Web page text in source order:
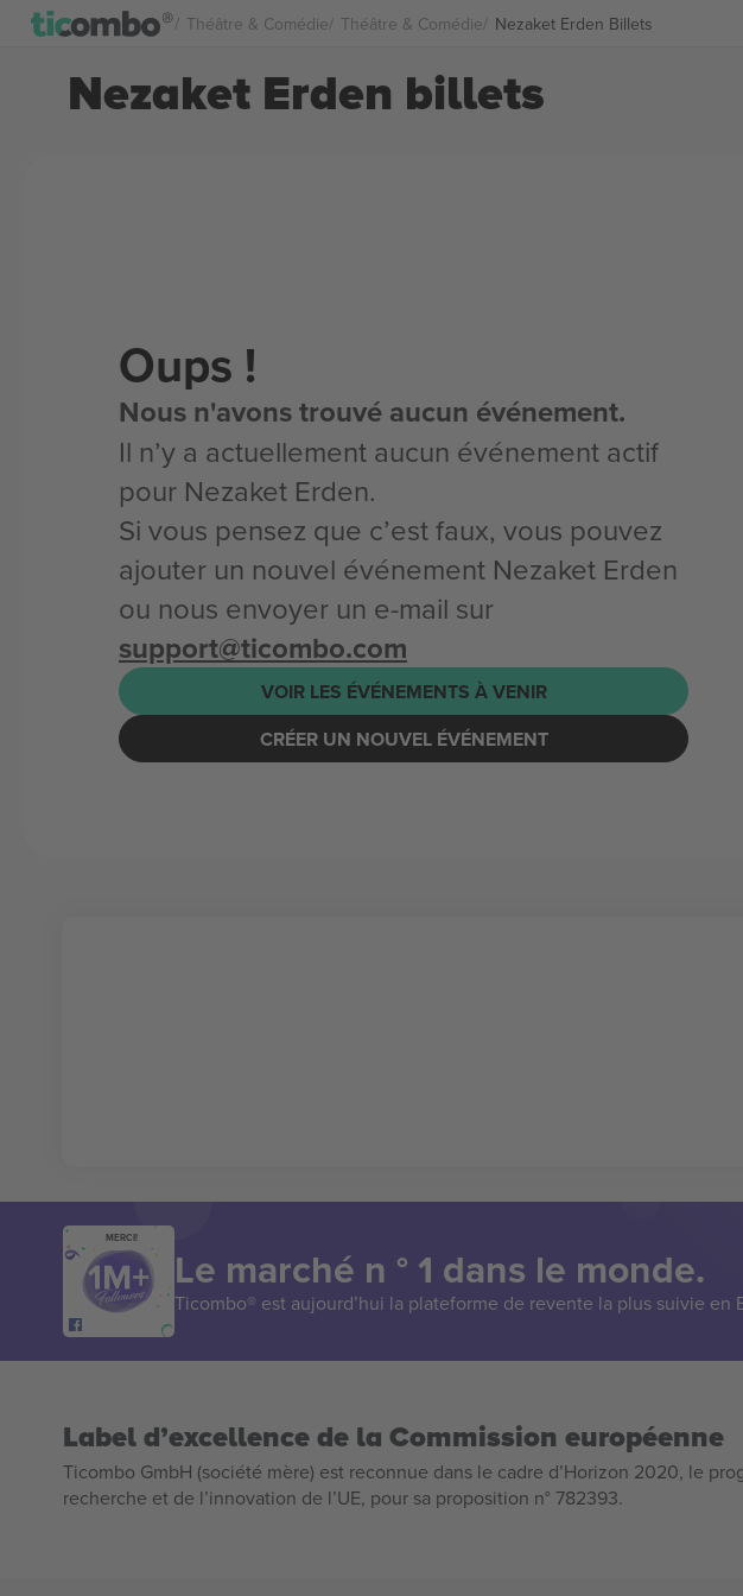
Théâtre & Comédie Théâtre & Comédie Nezaket Erden Billets
Nezaket Erden billets
Oups !
Nous n'avons trouvé aucun événement.
Il n’y a actuellement aucun événement actif
pour Nezaket Erden.
Si vous pensez que c’est faux, vous pouvez
ajouter un nouvel événement Nezaket Erden
ou nous envoyer un e-mail sur
support@ticombo.com
VOIR LES ÉVÉNEMENTS À VENIR
CRÉER UN NOUVEL ÉVÉNEMENT
MERCI!
Le marché n ° 1 dans le monde.
Ticombo® est aujourd’hui la plateforme de revente la plus suivie en
Label d’excellence de la Commission européenne
Ticombo GmbH (société mère) est reconnue dans le cadre d’Horizon 2020, le
recherche et de l’innovation de l’UE, pour sa proposition n° 782393.